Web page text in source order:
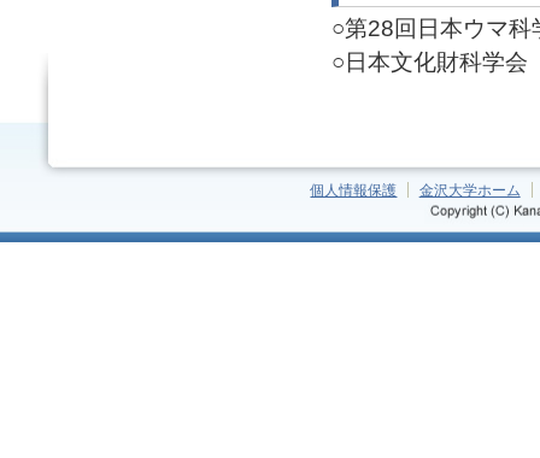
○第28回日本ウマ
○日本文化財科学
個人情報保護 金沢大学ホーム